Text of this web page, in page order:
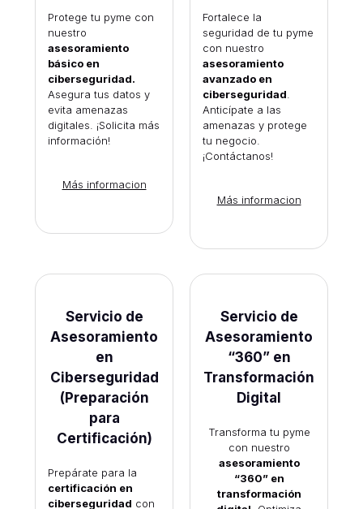
Protege tu pyme con
nuestro
asesoramiento
básico en
ciberseguridad.
Asegura tus datos y
evita amenazas
digitales. ¡Solicita más
información!
Más informacion
Fortalece la
seguridad de tu pyme
con nuestro
asesoramiento
avanzado en
ciberseguridad
Anticípate a las
amenazas y protege
tu negocio.
¡Contáctanos!
Más informacion
Servicio de
Asesoramiento
en
Ciberseguridad
(Preparación
para
Certificación)
Prepárate para la
certificación en
ciberseguridad con
Servicio de
Asesoramiento
“360” en
Transformación
Digital
Transforma tu pyme
con nuestro
asesoramiento
“360” en
transformación